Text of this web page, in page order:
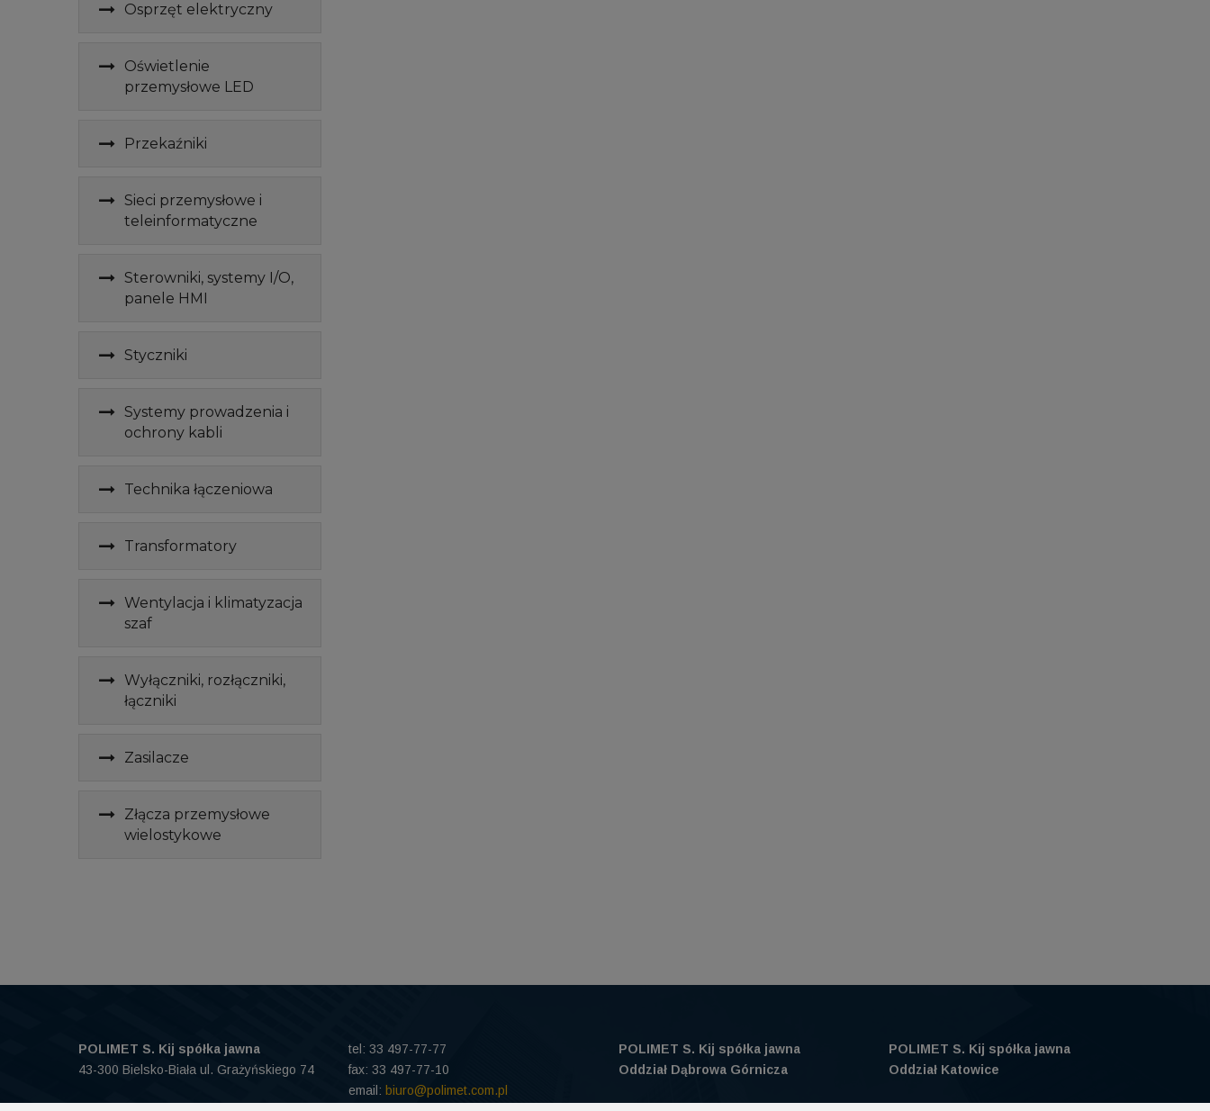
Osprzęt elektryczny
Oświetlenie
przemysłowe LED
Przekaźniki
Sieci przemysłowe i
teleinformatyczne
Sterowniki, systemy I/O,
panele HMI
Styczniki
Systemy prowadzenia i
ochrony kabli
Technika łączeniowa
Transformatory
Wentylacja i klimatyzacja
szaf
Wyłączniki, rozłączniki,
łączniki
Zasilacze
Złącza przemysłowe
wielostykowe
POLIMET S. Kij spółka jawna
43-300 Bielsko-Biała ul. Grażyńskiego 74
tel: 33 497-77-77
fax: 33 497-77-10
email: biuro@polimet.com.pl
POLIMET S. Kij spółka jawna
Oddział Dąbrowa Górnicza
POLIMET S. Kij spółka jawna
Oddział Katowice